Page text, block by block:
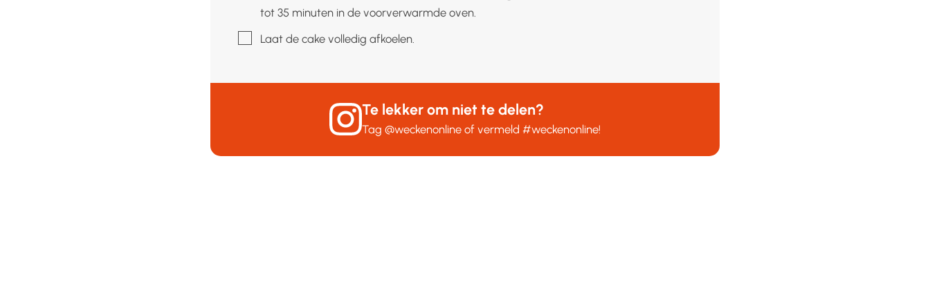
tot 35 minuten in de voorverwarmde oven.
▢Laat de cake volledig afkoelen.
Te lekker om niet te delen?
Tag@weckenonline of vermeld#weckenonline!